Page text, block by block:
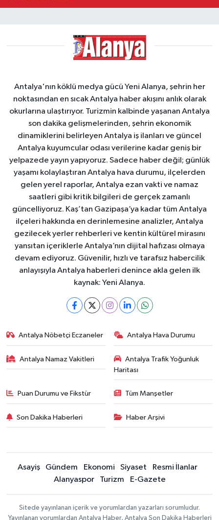
Antalya'nın köklü medya gücü Yeni Alanya, şehrin her
noktasından en sıcak Antalya haber akışını anlık olarak
okurlarına ulaştırıyor. Turizmin kalbinde yaşanan Antalya
son dakika gelişmelerinden, şehrin ekonomik
dinamiklerini belirleyen Antalya iş ilanları ve güncel
Antalya kuyumcular odası verilerine kadar geniş bir
yelpazede yayın yapıyoruz. Sadece haber değil; günlük
yaşamı kolaylaştıran Antalya hava durumu, ilçelerden
gelen yerel raporlar, Antalya ezan vakti ve namaz
saatleri gibi kritik bilgileri de gerçek zamanlı
güncelliyoruz. Kaş’tan Gazipaşa’ya kadar tüm Antalya
ilçeleri hakkında en derinlemesine analizler, Antalya
gezilecek yerler rehberleri ve kentin kültürel mirasını
yansıtan içeriklerle Antalya’nın dijital hafızası olmaya
devam ediyoruz. Güvenilir, hızlı ve tarafsız habercilik
anlayışıyla Antalya haberleri denince akla gelen ilk
kaynak: Yeni Alanya.
Antalya Nöbetçi Eczaneler Antalya Hava Durumu
Antalya Namaz Vakitleri
Antalya Trafik Yoğunluk
Haritası
Puan Durumu ve Fikstür Tüm Manşetler
Son Dakika Haberleri Haber Arşivi
Asayiş Gündem Ekonomi Siyaset
Resmi İlanlar
Alanyaspor
Turizm E-Gazete
Sitede yayınlanan içerik ve yorumlardan yazarları sorumludur.
Yayınlanan yorumlardan Antalya Haber, Antalya Son Dakika Haberleri